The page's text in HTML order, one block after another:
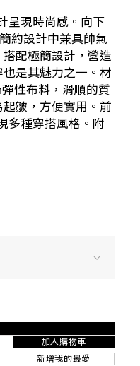
呈現時尚感。向下
約設計中兼具帥氣
配極簡設計，營造
是其魅力之一。材
性布料，滑順的質
皺，方便實用。前
多種穿搭風格。附
加入購物車
新增我的最愛